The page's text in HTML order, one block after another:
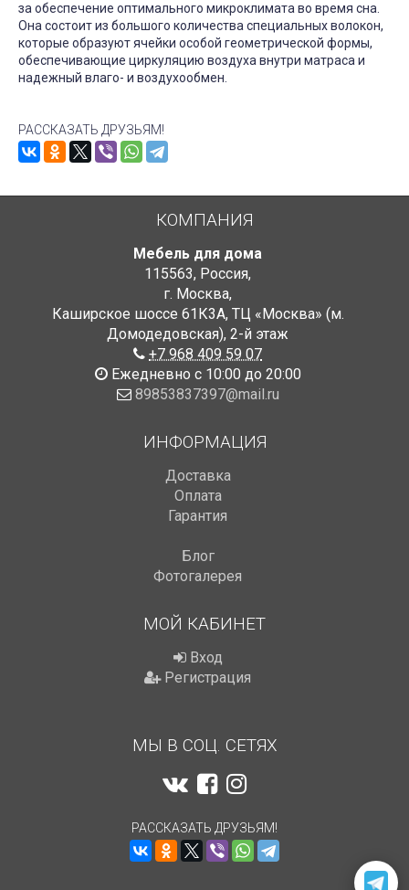
за обеспечение оптимального микроклимата во время сна.
Она состоит из большого количества специальных волокон,
которые образуют ячейки особой геометрической формы,
обеспечивающие циркуляцию воздуха внутри матраса и
надежный влаго- и воздухообмен.
РАССКАЗАТЬ ДРУЗЬЯМ!
КОМПАНИЯ
Мебель для дома
115563, Россия,
г. Москва,
Каширское шоссе 61К3А, ТЦ «Москва» (м.
Домодедовская), 2-й этаж
+7 968 409 59 07
Ежедневно с 10:00 до 20:00
89853837397@mail.ru
ИНФОРМАЦИЯ
Доставка
Оплата
Гарантия
Блог
Фотогалерея
МОЙ КАБИНЕТ
Вход
Регистрация
МЫ В СОЦ. СЕТЯХ
РАССКАЗАТЬ ДРУЗЬЯМ!